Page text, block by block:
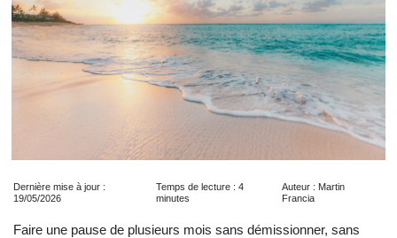
Dernière mise à jour :
19/05/2026
Temps de lecture : 4
minutes
Auteur : Martin
Francia
Faire une pause de plusieurs mois sans démissionner, sans